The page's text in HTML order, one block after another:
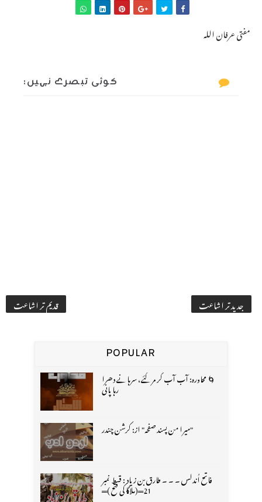
مفتی عرفان اللہ
کوئی تبصرے نہیں:
جدید تر اشاعت قدیم تر اشاعت
POPULAR
🌀 محاورہ: آب آب کر مر گئے، سرہانے دھرا
رہا پانی
"میرا من پسند صفحہ" از: کرشن چندر
فاتح اُندلس ۔ ۔ ۔ طارق بن زیاد : قسط نمبر
21═(ملاگا کی فتح )═